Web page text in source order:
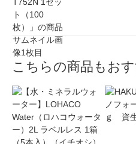
こちらの商品もお